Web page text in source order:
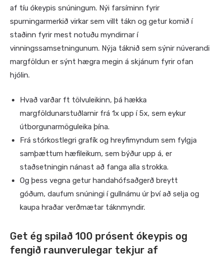
af tíu ókeypis snúningum. Nýi farsíminn fyrir
spurningarmerkið virkar sem villt tákn og getur komið í
staðinn fyrir mest notuðu myndirnar í
vinningssamsetningunum. Nýja táknið sem sýnir núverandi
margföldun er sýnt hægra megin á skjánum fyrir ofan
hjólin.
Hvað varðar ft tölvuleikinn, þá hækka
margföldunarstuðlarnir frá 1x upp í 5x, sem eykur
útborgunarmöguleika þína.
Frá stórkostlegri grafík og hreyfimyndum sem fylgja
samþættum hæfileikum, sem býður upp á, er
staðsetningin nánast að fanga alla strokka.
Og þess vegna getur handahófsaðgerð breytt
góðum, daufum snúningi í gullnámu úr því að selja og
kaupa hraðar verðmætar táknmyndir.
Get ég spilað 100 prósent ókeypis og
fengið raunverulegar tekjur af